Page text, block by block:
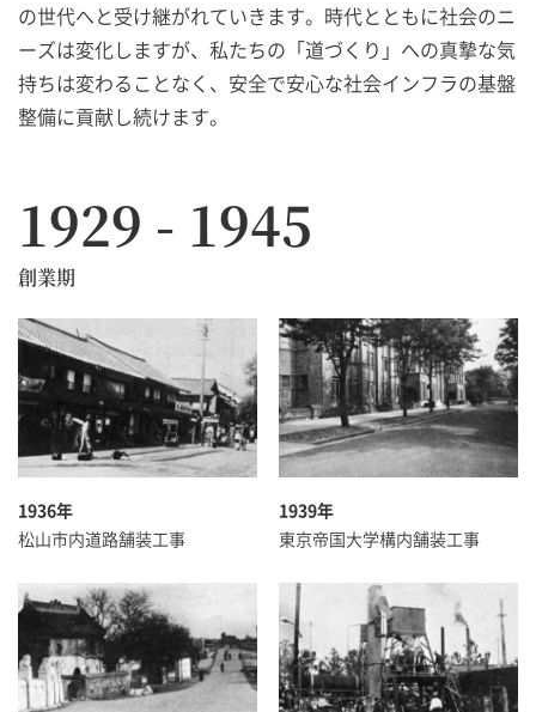
の世代へと受け継がれていきます。時代とともに社会のニ
ーズは変化しますが、私たちの「道づくり」への真摯な気
持ちは変わることなく、安全で安心な社会インフラの基盤
整備に貢献し続けます。
1929 - 1945
創業期
1936年
松山市内道路舗装工事
1939年
東京帝国大学構内舗装工事